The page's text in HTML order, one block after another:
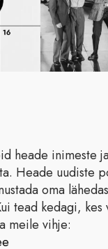
heade inimeste
Heade uudiste
oma
tead kedagi, kes
meile vihje: